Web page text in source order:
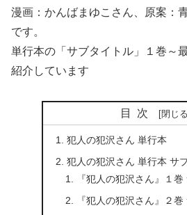
漫画：かんばまゆこさん、原案：
です。
単行本の「サブタイトル」１巻～
紹介しています
目次
犯人の犯沢さん 単行本
犯人の犯沢さん 単行本 サ
『犯人の犯沢さん』１
『犯人の犯沢さん』２